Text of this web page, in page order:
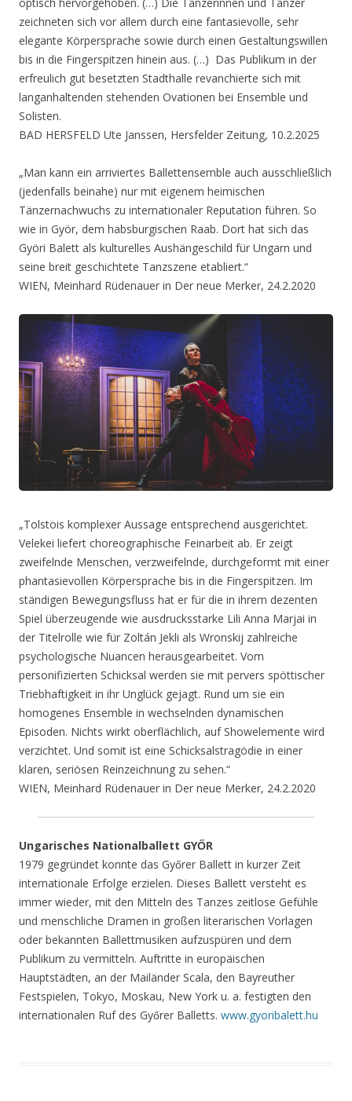
zeichneten sich vor allem durch eine fantasievolle, sehr
elegante Körpersprache sowie durch einen Gestaltungswillen
bis in die Fingerspitzen hinein aus. (…) Das Publikum in der
erfreulich gut besetzten Stadthalle revanchierte sich mit
langanhaltenden stehenden Ovationen bei Ensemble und
Solisten.
BAD HERSFELD Ute Janssen, Hersfelder Zeitung, 10.2.2025
„Man kann ein arriviertes Ballettensemble auch ausschließlich
(jedenfalls beinahe) nur mit eigenem heimischen
Tänzernachwuchs zu internationaler Reputation führen. So
wie in Györ, dem habsburgischen Raab. Dort hat sich das
Györi Balett als kulturelles Aushängeschild für Ungarn und
seine breit geschichtete Tanzszene etabliert.“
WIEN, Meinhard Rüdenauer in Der neue Merker, 24.2.2020
„Tolstois komplexer Aussage entsprechend ausgerichtet.
Velekei liefert choreographische Feinarbeit ab. Er zeigt
zweifelnde Menschen, verzweifelnde, durchgeformt mit einer
phantasievollen Körpersprache bis in die Fingerspitzen. Im
ständigen Bewegungsfluss hat er für die in ihrem dezenten
Spiel überzeugende wie ausdrucksstarke Lili Anna Marjai in
der Titelrolle wie für Zoltán Jekli als Wronskij zahlreiche
psychologische Nuancen herausgearbeitet. Vom
personifizierten Schicksal werden sie mit pervers spöttischer
Triebhaftigkeit in ihr Unglück gejagt. Rund um sie ein
homogenes Ensemble in wechselnden dynamischen
Episoden. Nichts wirkt oberflächlich, auf Showelemente wird
verzichtet. Und somit ist eine Schicksalstragödie in einer
klaren, seriösen Reinzeichnung zu sehen.“
WIEN, Meinhard Rüdenauer in Der neue Merker, 24.2.2020
Ungarisches Nationalballett GYŐR
1979 gegründet konnte das Győrer Ballett in kurzer Zeit
internationale Erfolge erzielen. Dieses Ballett versteht es
immer wieder, mit den Mitteln des Tanzes zeitlose Gefühle
und menschliche Dramen in großen literarischen Vorlagen
oder bekannten Ballettmusiken aufzuspüren und dem
Publikum zu vermitteln. Auftritte in europäischen
Hauptstädten, an der Mailänder Scala, den Bayreuther
Festspielen, Tokyo, Moskau, New York u. a. festigten den
internationalen Ruf des Győrer Balletts. www.gyoribalett.hu